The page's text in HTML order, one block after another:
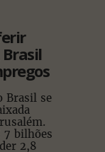
Brasil se
7 bilhões
2,8